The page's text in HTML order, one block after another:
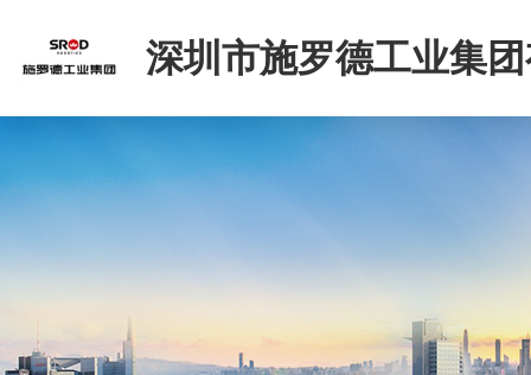
深圳市施罗德工业集
司